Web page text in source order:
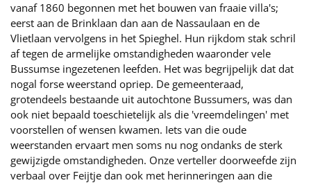
vanaf 1860 begonnen met het bouwen van fraaie villa's;
eerst aan de Brinklaan dan aan de Nassaulaan en de
Vlietlaan vervolgens in het Spieghel. Hun rijkdom stak schril
af tegen de armelijke omstandigheden waaronder vele
Bussumse ingezetenen leefden. Het was begrijpelijk dat dat
nogal forse weerstand opriep. De gemeenteraad,
grotendeels bestaande uit autochtone Bussumers, was dan
ook niet bepaald toeschietelijk als die 'vreemdelingen' met
voorstellen of wensen kwamen. Iets van die oude
weerstanden ervaart men soms nu nog ondanks de sterk
gewijzigde omstandigheden. Onze verteller doorweefde zijn
verbaal over Feijtje dan ook met herinneringen aan die